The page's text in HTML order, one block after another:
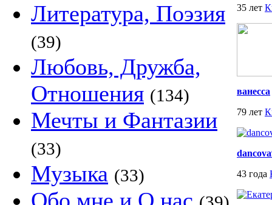
Литература, Поэзия
(39)
Любовь, Дружба,
Отношения (134)
Мечты и Фантазии
(33)
Музыка (33)
35 лет
ванесса
79 лет
43 года